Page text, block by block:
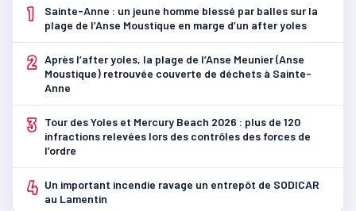
1
Sainte-Anne : un jeune homme blessé par balles sur la
plage de l’Anse Moustique en marge d’un after yoles
2 Après l’after yoles, la plage de l’Anse Meunier (Anse
Moustique) retrouvée couverte de déchets à Sainte-
Anne
3
Tour des Yoles et Mercury Beach 2026 : plus de 120
infractions relevées lors des contrôles des forces de
l’ordre
4 Un important incendie ravage un entrepôt de SODICAR
au Lamentin